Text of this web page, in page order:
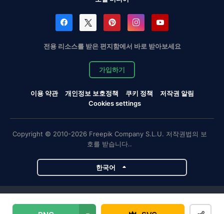
전용 리소스를 받은 편지함에서 바로 받아보세요
가입하기
이용 약관 개인정보 보호정책 쿠키 정책
저작권 알림
Cookies settings
Copyright © 2010-2026 Freepik Company S.L.U. 저작권법의 보
호를 받습니다..
한국어